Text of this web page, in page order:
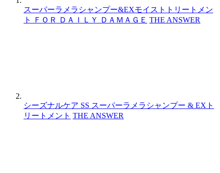
スーパーラメラシャンプー&EXモイストトリートメン
ト ＦＯＲ ＤＡＩＬＹ ＤＡＭＡＧＥ THE ANSWER
シーズナルケア SS スーパーラメラシャンプー & EXト
リートメント THE ANSWER